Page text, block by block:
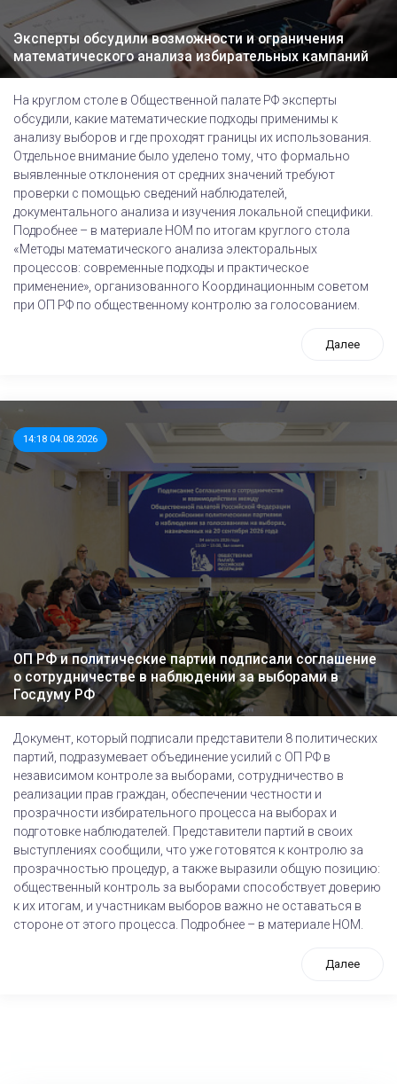
Эксперты обсудили возможности и ограничения
математического анализа избирательных кампаний
На круглом столе в Общественной палате РФ эксперты
обсудили, какие математические подходы применимы к
анализу выборов и где проходят границы их использования.
Отдельное внимание было уделено тому, что формально
выявленные отклонения от средних значений требуют
проверки с помощью сведений наблюдателей,
документального анализа и изучения локальной специфики.
Подробнее – в материале НОМ по итогам круглого стола
«Методы математического анализа электоральных
процессов: современные подходы и практическое
применение», организованного Координационным советом
при ОП РФ по общественному контролю за голосованием.
Далее
14:18 04.08.2026
ОП РФ и политические партии подписали соглашение
о сотрудничестве в наблюдении за выборами в
Госдуму РФ
Документ, который подписали представители 8 политических
партий, подразумевает объединение усилий с ОП РФ в
независимом контроле за выборами, сотрудничество в
реализации прав граждан, обеспечении честности и
прозрачности избирательного процесса на выборах и
подготовке наблюдателей. Представители партий в своих
выступлениях сообщили, что уже готовятся к контролю за
прозрачностью процедур, а также выразили общую позицию:
общественный контроль за выборами способствует доверию
к их итогам, и участникам выборов важно не оставаться в
стороне от этого процесса. Подробнее – в материале НОМ.
Далее